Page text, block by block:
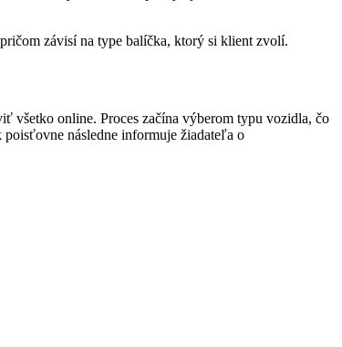
závisí na type balíčka, ktorý si klient zvolí.
všetko online. Proces začína výberom typu vozidla, čo
následne informuje žiadateľa o